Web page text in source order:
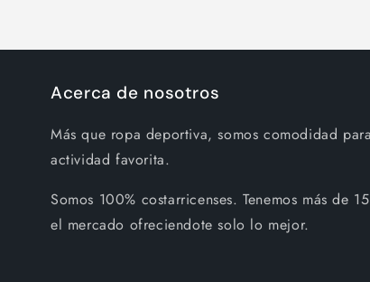
Acerca de nosotros
Más que ropa deportiva, somos comodidad
actividad favorita.
Somos 100% costarricenses. Tenemos más de
el mercado ofreciendote solo lo mejor.